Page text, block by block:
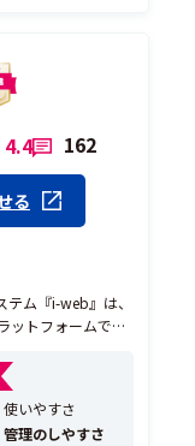
4.4 162
る
ム『i-web』は、
ットフォームで
るから、データ
...
使いやすさ
管理のしやすさ